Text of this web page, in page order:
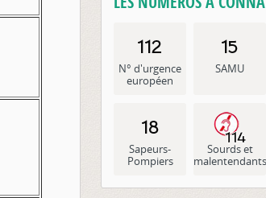
N° d'urgence
européen
SAMU
Sapeurs-
Pompiers
Sourds et
malentendants